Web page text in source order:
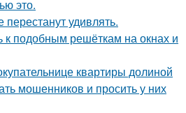
это.
удивлять.
к подобным решёткам на окнах и
квартиры долиной
мошенников и просить у них